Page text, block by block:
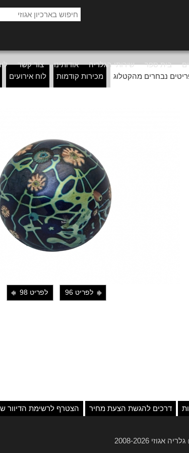
בית ספר שירותי הגלריה אודותינו צור קשר
נבחרים מהקטלוג מכירות קודמות לוח אירועים
j לפריט 96 i לפריט 98
דרכים להגשת הצעת מחיר הצטרף לרשימת הדיוור
2008-2026